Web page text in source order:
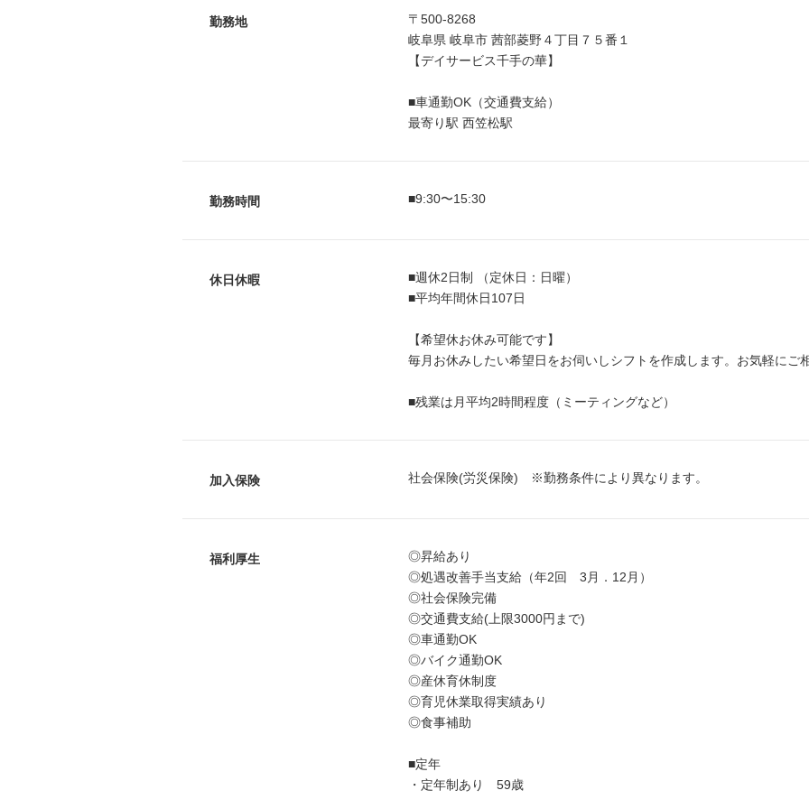
勤務地
〒500-8268
岐阜県 岐阜市 茜部菱野４丁目７５番１
【デイサービス千手の華】
■車通勤OK（交通費支給）
最寄り駅 西笠松駅
勤務時間 ■9:30〜15:30
休日休暇
■週休2日制 （定休日：日曜）
■平均年間休日107日
【希望休お休み可能です】
毎月お休みしたい希望日をお伺いしシフトを作成します。お気軽にご
■残業は月平均2時間程度（ミーティングなど）
加入保険 社会保険(労災保険) ※勤務条件により異なります。
福利厚生
◎昇給あり
◎処遇改善手当支給（年2回 3月．12月）
◎社会保険完備
◎交通費支給(上限3000円まで)
◎車通勤OK
◎バイク通勤OK
◎産休育休制度
◎育児休業取得実績あり
◎食事補助
■定年
・定年制あり 59歳